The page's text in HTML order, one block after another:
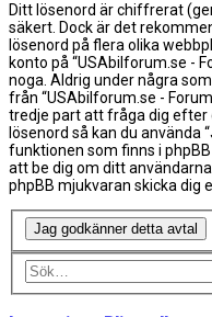
Ditt lösenord är chiffrerat
säkert. Dock är det
lösenord på flera olika
konto på “USAbilforum.se -
noga. Aldrig under några
från “USAbilforum.se -
tredje part att fråga dig efter
lösenord så kan du använda
funktionen som finns i
att be dig om ditt
phpBB mjukvaran skicka dig